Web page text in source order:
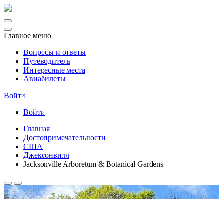
Главное меню
Вопросы и ответы
Путеводитель
Интересные места
Авиабилеты
Войти
Войти
Главная
Достопримечательности
США
Джексонвилл
Jacksonville Arboretum & Botanical Gardens